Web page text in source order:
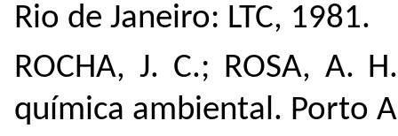
Rio de Janeiro: LTC, 1981.
ROCHA, J. C.; ROSA, A.
química ambiental. Porto